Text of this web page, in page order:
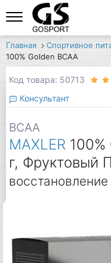
Главная Спортивное
100% Golden BCAA
Код товара: 50713
Консультант
BCAA
MAXLER
г, Фруктовый